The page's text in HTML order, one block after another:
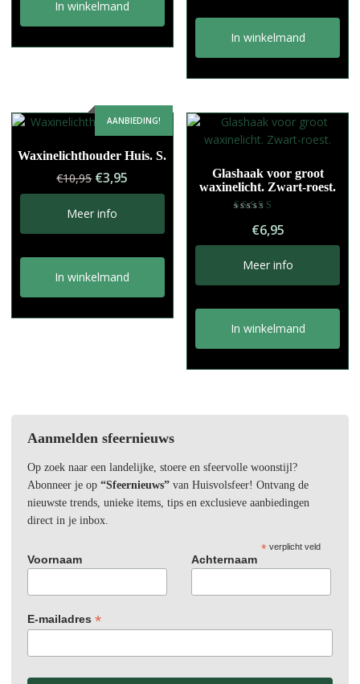
In winkelmand
In winkelmand
AANBIEDING!
Waxinelichthouder Huis. S.
€10,95 Oorspronkelijke
prijs
was:
€10,95.
€3,95
prijs
€3,95.
Meer info
In winkelmand
Glashaak voor groot
waxinelicht. Zwart-roest.
5.00
uit 5
€6,95
Meer info
In winkelmand
Aanmelden sfeernieuws
Op zoek naar een landelijke, stoere en sfeervolle woonstijl?
Abonneer je op “Sfeernieuws”van Huisvolsfeer! Ontvang de
nieuwste trends, unieke items, tips en exclusieve aanbiedingen
direct in je inbox.
*verplicht veld
Voornaam Achternaam
E-mailadres *